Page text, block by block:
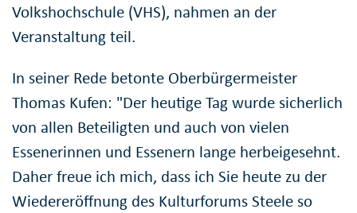
Volkshochschule (VHS), nahmen an der
Veranstaltung teil.
In seiner Rede betonte Oberbürgermeister
Thomas Kufen: "Der heutige Tag wurde sicherlich
von allen Beteiligten und auch von vielen
Essenerinnen und Essenern lange herbeigesehnt.
Daher freue ich mich, dass ich Sie heute zu der
Wiedereröffnung des Kulturforums Steele so